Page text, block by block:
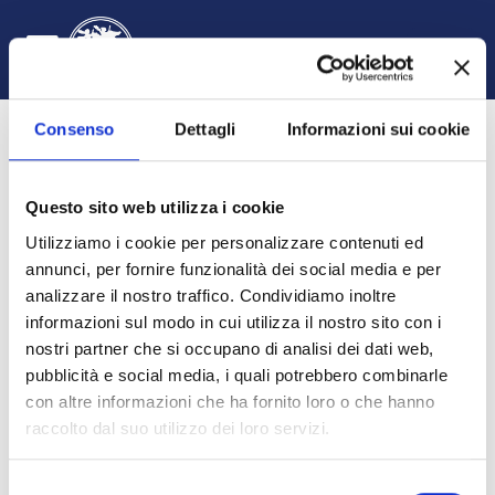
Consenso Dettagli Informazioni sui cookie
Questo sito web utilizza i cookie
Utilizziamo i cookie per personalizzare contenuti ed
annunci, per fornire funzionalità dei social media e per
analizzare il nostro traffico. Condividiamo inoltre
informazioni sul modo in cui utilizza il nostro sito con i
nostri partner che si occupano di analisi dei dati web,
pubblicità e social media, i quali potrebbero combinarle
con altre informazioni che ha fornito loro o che hanno
raccolto dal suo utilizzo dei loro servizi.
Diritto ecclesiastico
HOME CORSI DIPARTIMENTO DI GIURISPRUDENZA, ECONOMIA E SOCIOLOGIA GIURISPRUDENZA A.A. 2022 - 2023 DIRITTO ECCLESIASTICO A.A. 2022-2023 INTRODUZIONE